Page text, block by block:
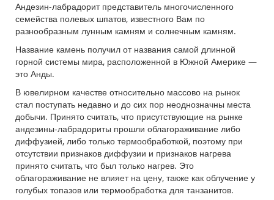
Андезин-лабрадорит представитель многочисленного
семейства полевых шпатов, известного Вам по
разнообразным лунным камням и солнечным камням.
Название камень получил от названия самой длинной
горной системы мира, расположенной в Южной Америке —
это Анды.
В ювелирном качестве относительно массово на рынок
стал поступать недавно и до сих пор неоднозначны места
добычи. Принято считать, что присутствующие на рынке
андезины-лабрадориты прошли облагораживание либо
диффузией, либо только термообработкой, поэтому при
отсутствии признаков диффузии и признаков нагрева
принято считать, что был только нагрев. Это
облагораживание не влияет на цену, также как облучение у
голубых топазов или термообработка для танзанитов.